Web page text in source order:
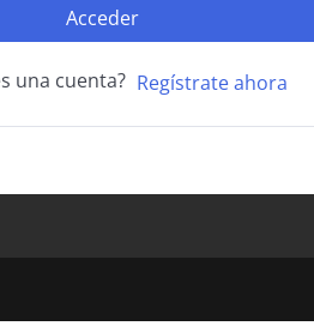
Acceder
una cuenta? Regístrate ahora